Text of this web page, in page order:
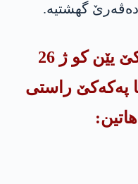
گهشتیە.
گوند و ده‌ڤه‌رێن دهۆكێ یێن كو ژ 26
په‌كه‌كێ راستی